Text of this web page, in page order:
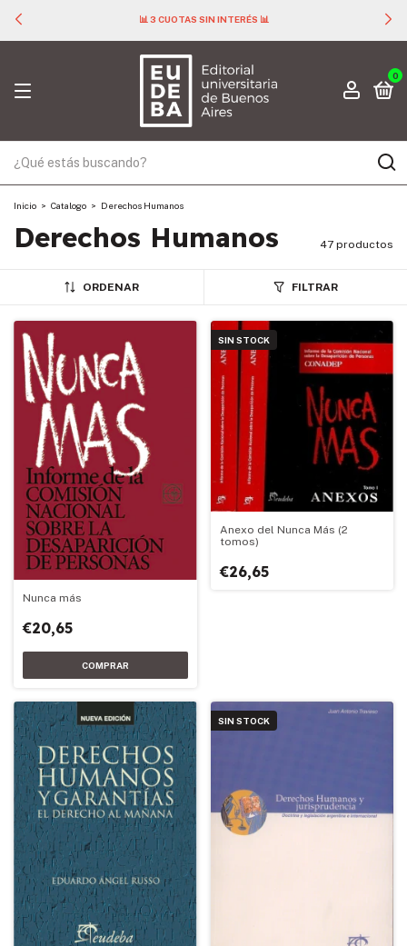
📊 3 CUOTAS SIN INTERÉS 📊
0
Inicio > Catalogo > Derechos Humanos
Derechos Humanos 47 productos
ORDENAR FILTRAR
Nunca más
€20,65
SIN STOCK
Anexo del Nunca Más (2
tomos)
€26,65
SIN STOCK